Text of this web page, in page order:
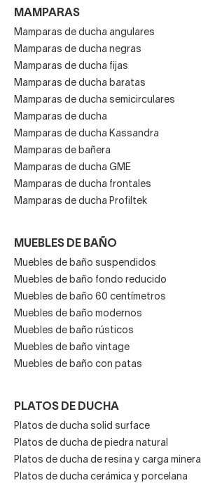
MAMPARAS
Mamparas de ducha angulares
Mamparas de ducha negras
Mamparas de ducha fijas
Mamparas de ducha baratas
Mamparas de ducha semicirculares
Mamparas de ducha
Mamparas de ducha Kassandra
Mamparas de bañera
Mamparas de ducha GME
Mamparas de ducha frontales
Mamparas de ducha Profiltek
MUEBLES DE BAÑO
Muebles de baño suspendidos
Muebles de baño fondo reducido
Muebles de baño 60 centímetros
Muebles de baño modernos
Muebles de baño rústicos
Muebles de baño vintage
Muebles de baño con patas
PLATOS DE DUCHA
Platos de ducha solid surface
Platos de ducha de piedra natural
Platos de ducha de resina y carga mineral
Platos de ducha cerámica y porcelana